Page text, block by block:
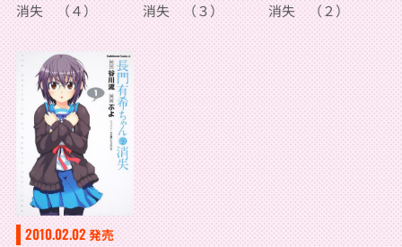
消失 （４）
消失 （３）
消失 （２）
2010.02.02発売